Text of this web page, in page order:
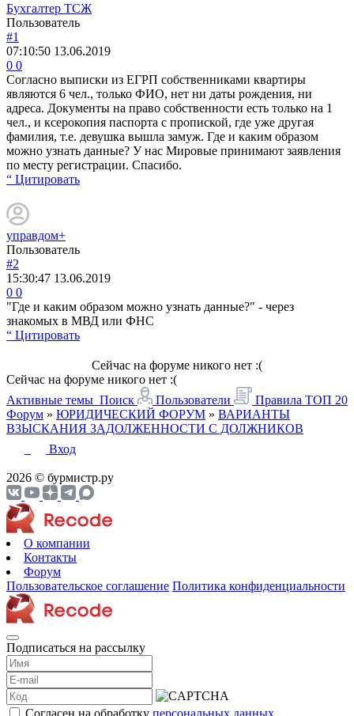
Бухгалтер ТСЖ
Пользователь
#1
07:10:50 13.06.2019
0 0
Согласно выписки из ЕГРП собственниками квартиры
являются 6 чел., только ФИО, нет ни даты рождения, ни
адреса. Документы на право собственности есть только на 1
чел., и ксерокопия паспорта с пропиской, где уже другая
фамилия, т.е. девушка вышла замуж. Где и каким образом
можно узнать данные? У нас Мировые принимают заявления
по месту регистрации. Спасибо.
“ Цитировать
управдом+
Пользователь
#2
15:30:47 13.06.2019
0 0
"Где и каким образом можно узнать данные?" - через
знакомых в МВД или ФНС
“ Цитировать
Сейчас на форуме никого нет :(
Сейчас на форуме никого нет :(
Активные темы Поиск Пользователи Правила ТОП 20
Форум » ЮРИДИЧЕСКИЙ ФОРУМ » ВАРИАНТЫ
ВЗЫСКАНИЯ ЗАДОЛЖЕННОСТИ С ДОЛЖНИКОВ
Вход
2026 © бурмистр.ру
О компании
Контакты
Форум
Пользовательское соглашение Политика конфиденциальности
Подписаться на рассылку
Согласен на обработку персональных данных